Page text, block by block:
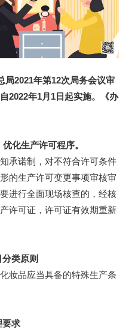
局2021年第12次局务会议审
2022年1月1日起实施。《办
化生产许可程序。
承诺制，对不符合许可条件
的生产许可变更事项审核审
进行全面现场核查的，经核
许可证，许可证有效期重新
类原则
妆品应当具备的特殊生产条
要求